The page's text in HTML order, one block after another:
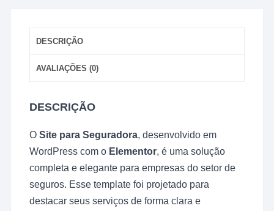
DESCRIÇÃO
AVALIAÇÕES (0)
DESCRIÇÃO
O Site para Seguradora, desenvolvido em
WordPress com o Elementor, é uma solução
completa e elegante para empresas do setor de
seguros. Esse template foi projetado para
destacar seus serviços de forma clara e